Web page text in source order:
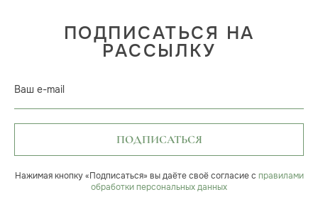
ПОДПИСАТЬСЯ НА
РАССЫЛКУ
Ваш e-mail
ПОДПИСАТЬСЯ
Нажимая кнопку «Подписаться» вы даёте своё согласие с правилами
обработки персональных данных